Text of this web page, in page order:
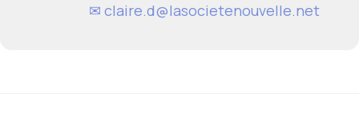
✉ claire.d@lasocietenouvelle.net